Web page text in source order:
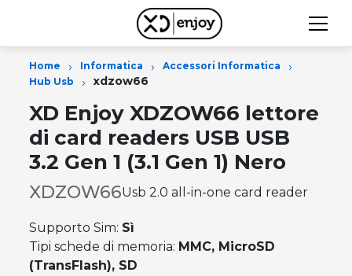
Home › Informatica › Accessori Informatica ›
Hub Usb › xdzow66
XD Enjoy XDZOW66 lettore
di card readers USB USB
3.2 Gen 1 (3.1 Gen 1) Nero
XDZOW66Usb 2.0 all-in-one card reader
Supporto Sim: Sì
Tipi schede di memoria: MMC, MicroSD
(TransFlash), SD